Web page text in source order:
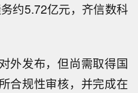
约5.72亿元，齐信数科
外发布，但尚需取得国
合规性审核，并完成在